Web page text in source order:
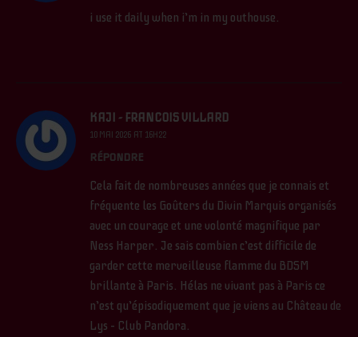
i use it daily when i’m in my outhouse.
KAJI - FRANCOIS VILLARD
10 MAI 2026 AT 16H22
RÉPONDRE
Cela fait de nombreuses années que je connais et
fréquente les Goûters du Divin Marquis organisés
avec un courage et une volonté magnifique par
Ness Harper. Je sais combien c’est difficile de
garder cette merveilleuse flamme du BDSM
brillante à Paris. Hélas ne vivant pas à Paris ce
n’est qu’épisodiquement que je viens au Château de
Lys – Club Pandora.